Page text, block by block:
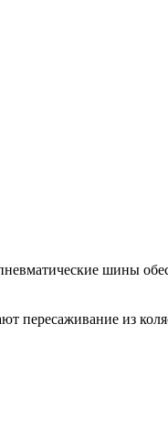
шины
пересаживание из